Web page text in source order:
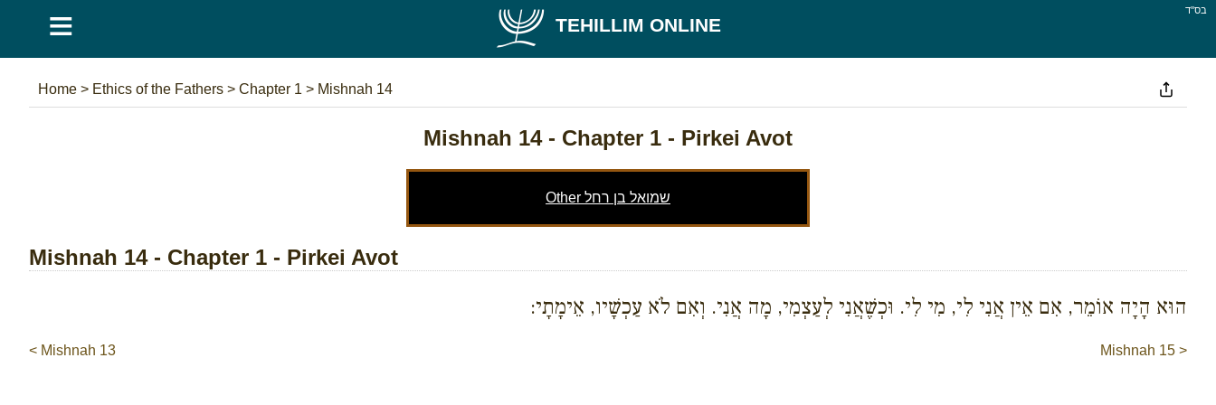
בס''ד ≡ TEHILLIM ONLINE
Home > Ethics of the Fathers > Chapter 1 > Mishnah 14
Mishnah 14- Chapter 1 - Pirkei Avot
Other שמואל בן רחל
Mishnah 14 - Chapter 1 - Pirkei Avot
הוּא הָיָה אוֹמֵר, אִם אֵין אֲנִי לִי, מִי לִי. וּכְשֶׁאֲנִי לְעַצְמִי, מָה אֲנִי. וְאִם לֹא עַכְשָׁיו, אֵימָתָי:
< Mishnah 13 Mishnah 15 >